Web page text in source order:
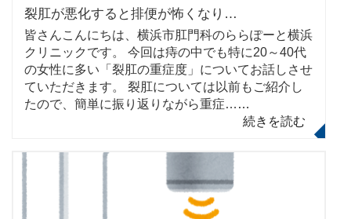
裂肛が悪化すると排便が怖くなり…
皆さんこんにちは、横浜市肛門科のららぽーと横浜
クリニックです。 今回は痔の中でも特に20～40代
の女性に多い「裂肛の重症度」についてお話しさせ
ていただきます。 裂肛については以前もご紹介し
たので、簡単に振り返りながら重症… …
続きを読む